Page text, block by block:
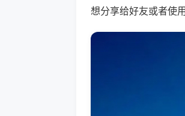
想分享给好友或者使